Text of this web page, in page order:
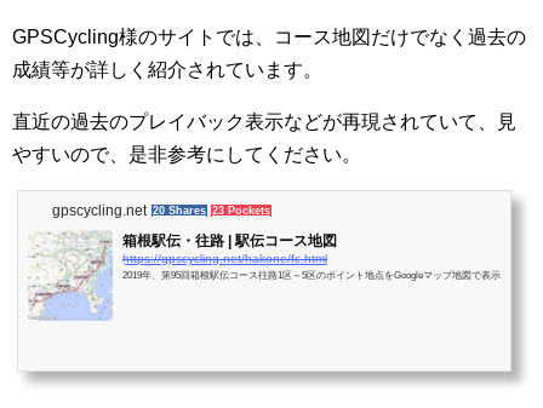
GPSCycling様のサイトでは、コース地図だけでなく過去の
成績等が詳しく紹介されています。
直近の過去のプレイバック表示などが再現されていて、見
やすいので、是非参考にしてください。
gpscycling.net 20 Shares 23 Pockets
箱根駅伝・往路 | 駅伝コース地図
https://gpscycling.net/hakone/fc.html
2019年、第95回箱根駅伝コース往路1区～5区のポイント地点をGoogleマップ地図で表示